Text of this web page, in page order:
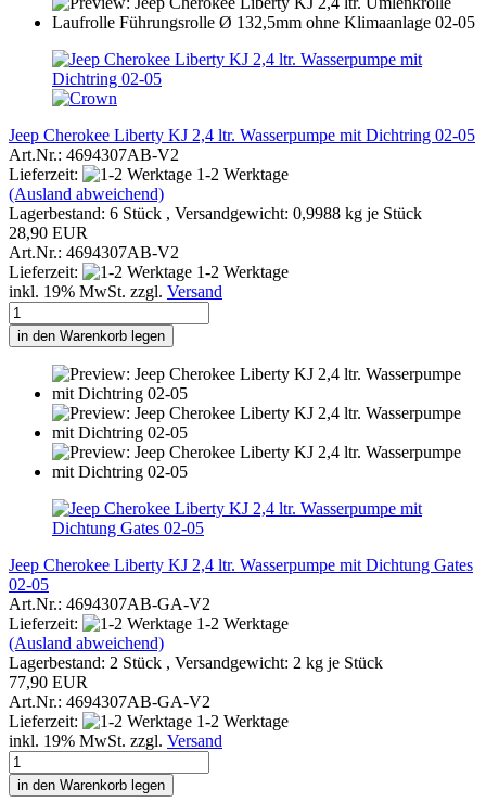
Jeep Cherokee Liberty KJ 2,4 ltr. Wasserpumpe mit Dichtring 02-05
Art.Nr.: 4694307AB-V2
Lieferzeit:
1-2 Werktage
(Ausland abweichend)
Lagerbestand: 6 Stück , Versandgewicht: 0,9988 kg je Stück
28,90 EUR
Art.Nr.: 4694307AB-V2
Lieferzeit:
1-2 Werktage
inkl. 19% MwSt. zzgl. Versand
in den Warenkorb legen
Jeep Cherokee Liberty KJ 2,4 ltr. Wasserpumpe mit Dichtung Gates
02-05
Art.Nr.: 4694307AB-GA-V2
Lieferzeit:
1-2 Werktage
(Ausland abweichend)
Lagerbestand: 2 Stück , Versandgewicht: 2 kg je Stück
77,90 EUR
Art.Nr.: 4694307AB-GA-V2
Lieferzeit:
1-2 Werktage
inkl. 19% MwSt. zzgl. Versand
in den Warenkorb legen